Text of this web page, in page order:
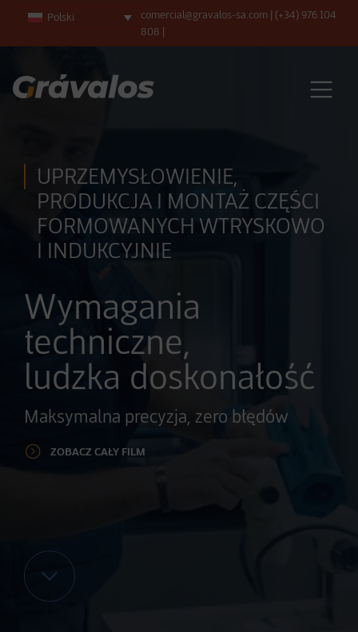
Polski comercial@gravalos-sa.com | (+34) 976 104
808 |
Main Navigation
UPRZEMYSŁOWIENIE,
PRODUKCJA I MONTAŻ CZĘŚCI
FORMOWANYCH WTRYSKOWO
I INDUKCYJNIE
Wymagania
techniczne,
ludzka doskonałość
Maksymalna precyzja, zero błędów
ZOBACZ CAŁY FILM